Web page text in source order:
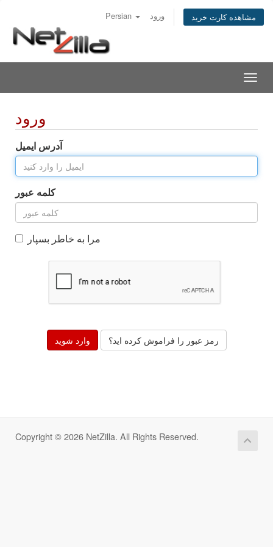
Persian ورود مشاهده کارت خرید
ورود
آدرس ایمیل
کلمه عبور
مرا به خاطر بسپار
رمز عبور را فراموش کرده اید؟
Copyright © 2026 NetZilla. All Rights Reserved.